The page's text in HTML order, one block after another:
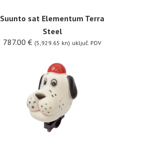
Suunto sat Elementum Terra
Steel
787.00 € (5,929.65 kn) uključ. PDV